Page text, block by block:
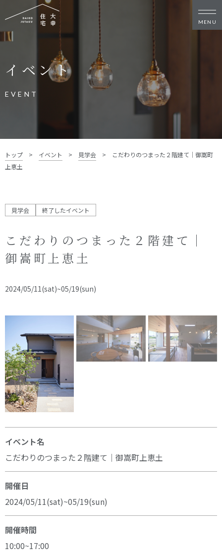
TEL.0574-60-1161
受付時間：9:00～17:00
新築・リノベをお考えの方
家づくりの考え方
家づくりの流れ
施工事例
イベント
モデルハウス
土地をお探しの方
- 分譲地情報
スタッフブログ
オーナー様へ
資料請求・お問い合わせ
プライバシーポリシー
イベント
EVENT
トップ > イベント > 見学会 >
こだわりのつまった２階建て｜御嵩町
上恵土
見学会 終了したイベント
こだわりのつまった２階建て｜
御嵩町上恵土
2024/05/11(sat)~05/19(sun)
イベント名
こだわりのつまった２階建て｜御嵩町上恵土
開催日
2024/05/11(sat)~05/19(sun)
開催時間
10:00~17:00